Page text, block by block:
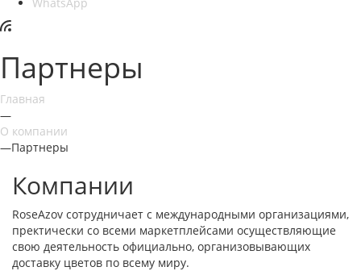
Партнеры
Главная
—
О компании
—Партнеры
Компании
RoseAzov cотрудничает с международными организациями,
пректически со всеми маркетплейсами осуществляющие
свою деятельность официально, организовывающих
доставку цветов по всему миру.